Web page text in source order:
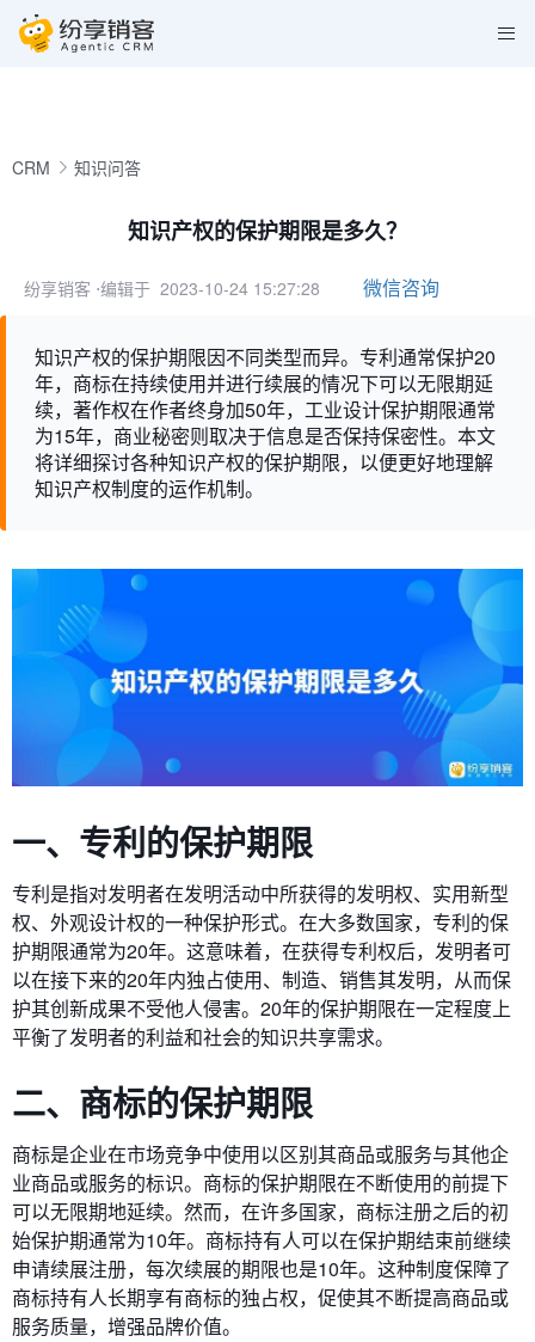
CRM 知识问答
知识产权的保护期限是多久？
纷享销客 ⋅编辑于 2023-10-24 15:27:28 微信咨询
知识产权的保护期限因不同类型而异。专利通常保护20
年，商标在持续使用并进行续展的情况下可以无限期延
续，著作权在作者终身加50年，工业设计保护期限通常
为15年，商业秘密则取决于信息是否保持保密性。本文
将详细探讨各种知识产权的保护期限，以便更好地理解
知识产权制度的运作机制。
一、专利的保护期限
专利是指对发明者在发明活动中所获得的发明权、实用新型
权、外观设计权的一种保护形式。在大多数国家，专利的保
护期限通常为20年。这意味着，在获得专利权后，发明者可
以在接下来的20年内独占使用、制造、销售其发明，从而保
护其创新成果不受他人侵害。20年的保护期限在一定程度上
平衡了发明者的利益和社会的知识共享需求。
二、商标的保护期限
商标是企业在市场竞争中使用以区别其商品或服务与其他企
业商品或服务的标识。商标的保护期限在不断使用的前提下
可以无限期地延续。然而，在许多国家，商标注册之后的初
始保护期通常为10年。商标持有人可以在保护期结束前继续
申请续展注册，每次续展的期限也是10年。这种制度保障了
商标持有人长期享有商标的独占权，促使其不断提高商品或
服务质量，增强品牌价值。